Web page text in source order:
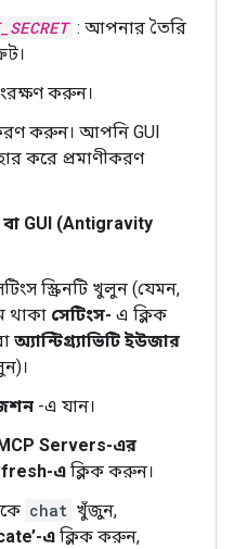
: আপনার তৈরি
করুন।
করুন। আপনি GUI
করে প্রমাণীকরণ
GUI (Antigravity
স্ক্রিনটি খুলুন (যেমন,
থাকা সেটিংস- এ ক্লিক
অ্যান্টিগ্র্যাভিটি ইউজার
-এ যান।
Servers-এর
এ ক্লিক করুন।
chat খুঁজুন,
এ ক্লিক করুন,